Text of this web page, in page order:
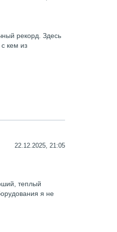
рекорд. Здесь
кем из
22.12.2025, 21:05
теплый
я не